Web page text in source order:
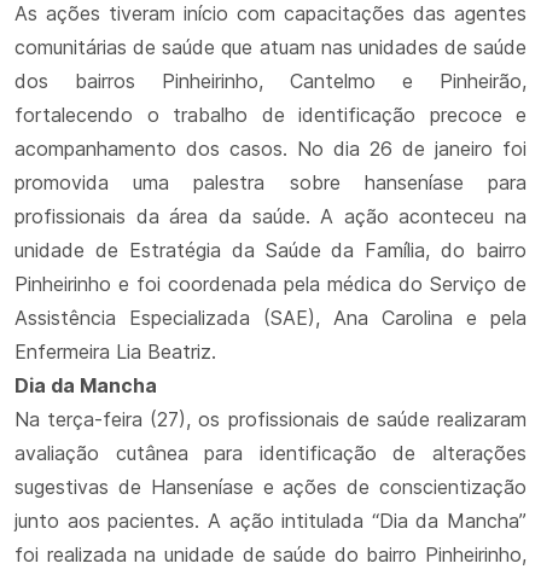
As ações tiveram início com capacitações das agentes
comunitárias de saúde que atuam nas unidades de saúde
dos bairros Pinheirinho, Cantelmo e Pinheirão,
fortalecendo o trabalho de identificação precoce e
acompanhamento dos casos. No dia 26 de janeiro foi
promovida uma palestra sobre hanseníase para
profissionais da área da saúde. A ação aconteceu na
unidade de Estratégia da Saúde da Família, do bairro
Pinheirinho e foi coordenada pela médica do Serviço de
Assistência Especializada (SAE), Ana Carolina e pela
Enfermeira Lia Beatriz.
Dia da Mancha
Na terça-feira (27), os profissionais de saúde realizaram
avaliação cutânea para identificação de alterações
sugestivas de Hanseníase e ações de conscientização
junto aos pacientes. A ação intitulada “Dia da Mancha”
foi realizada na unidade de saúde do bairro Pinheirinho,